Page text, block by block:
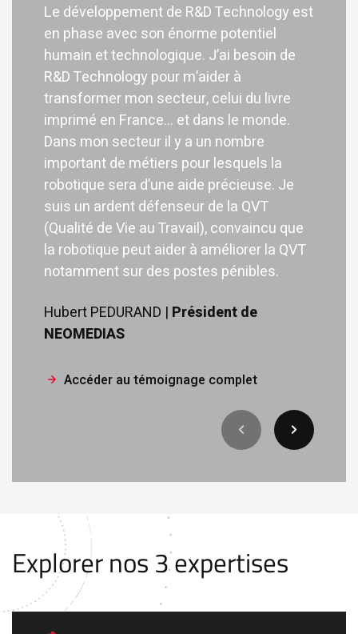
Le développement de R&D Technology est
en phase avec son énorme potentiel
humain et technologique. J’ai besoin de
R&D Technology pour m’aider à
transformer mon secteur, celui du livre
imprimé en France… et dans le monde.
Dans mon secteur il y a un nombre
important de métiers pour lesquels la
robotique sera d’une aide précieuse. Je
suis un ardent défenseur de la QVT
(Qualité de Vie au Travail), convaincu que
la robotique peut aider à améliorer la QVT
notamment sur des postes pénibles.
Hubert PEDURAND | Président de
NEOMEDIAS
Accéder au témoignage complet
Explorer nos 3 expertises